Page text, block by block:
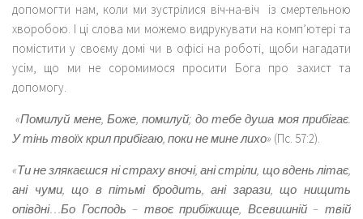
допомогти нам, коли ми зустрілися віч-на-віч із смертельною
хворобою. І ці слова ми можемо видрукувати на комп’ютері та
помістити у своєму домі чи в офісі на роботі, щоби нагадати
усім, що ми не соромимося просити Бога про захист та
допомогу.
«Помилуй мене, Боже, помилуй; до тебе душа моя прибігає.
У тінь твоїх крил прибігаю, поки не мине лихо» (Пс. 57:2).
«Ти не злякаєшся ні страху вночі, ані стріли, що вдень літає,
ані чуми, що в пітьмі бродить, ані зарази, що нищить
опівдні…Бо Господь – твоє прибіжище, Всевишній – твій